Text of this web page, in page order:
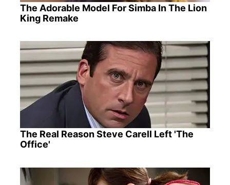
The Adorable Model For Simba In The Lion
King Remake
The Real Reason Steve Carell Left 'The
Office'